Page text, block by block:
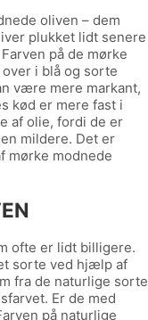
oliven – dem
plukket lidt senere
på de mørke
i blå og sorte
være mere markant,
kød er mere fast i
af olie, fordi de er
mildere. Det er
mørke modnede
ofte er lidt billigere.
sorte ved hjælp af
fra de naturlige sorte
Er de med
på naturlige